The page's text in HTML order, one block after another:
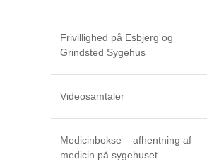
Frivillighed på Esbjerg og
Grindsted Sygehus
Videosamtaler
Medicinbokse – afhentning af
medicin på sygehuset